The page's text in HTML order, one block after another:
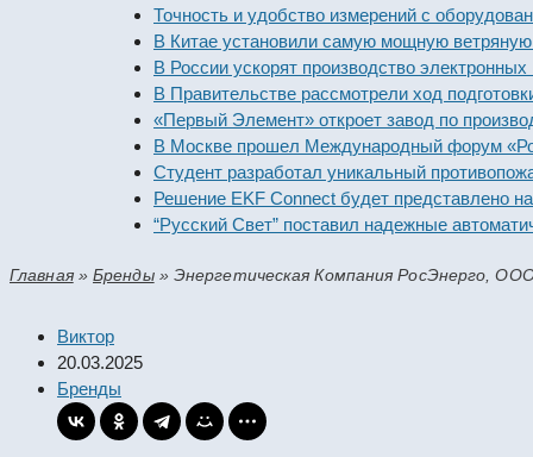
Точность и удобство измерений с оборудованием
В Китае установили самую мощную ветряную
В России ускорят производство электронных
В Правительстве рассмотрели ход подготовки
«Первый Элемент» откроет завод по
В Москве прошел Международный форум
Студент разработал уникальный
Решение EKF Connect будет представлено на
“Русский Свет” поставил надежные
Главная»Бренды» Энергетическая Компания РосЭнерго,
Виктор
20.03.2025
Бренды